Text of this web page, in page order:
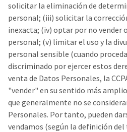
solicitar la eliminación de
personal; (iii) solicitar la
inexacta; (iv) optar por no
personal; (v) limitar el uso y la
personal sensible (cuando
discriminado por ejercer estos
venta de Datos Personales, la
"vender" en su sentido más
que generalmente no se
Personales. Por tanto, pueden
vendamos (según la definición del